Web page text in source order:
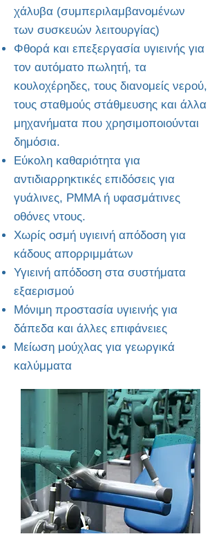
χάλυβα (συμπεριλαμβανομένων
των συσκευών λειτουργίας)
Φθορά και επεξεργασία υγιεινής για
τον αυτόματο πωλητή, τα
κουλοχέρηδες, τους διανομείς νερού,
τους σταθμούς στάθμευσης και άλλα
μηχανήματα που χρησιμοποιούνται
δημόσια.
Εύκολη καθαριότητα για
αντιδιαρρηκτικές επιδόσεις για
γυάλινες, PMMA ή υφασμάτινες
οθόνες ντους.
Χωρίς οσμή υγιεινή απόδοση για
κάδους απορριμμάτων
Υγιεινή απόδοση στα συστήματα
εξαερισμού
Μόνιμη προστασία υγιεινής για
δάπεδα και άλλες επιφάνειες
Μείωση μούχλας για γεωργικά
καλύμματα